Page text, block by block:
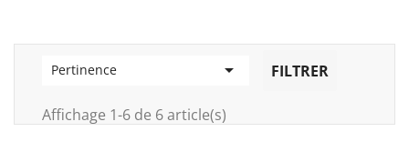
Pertinence  FILTRER
Affichage 1-6 de 6 article(s)